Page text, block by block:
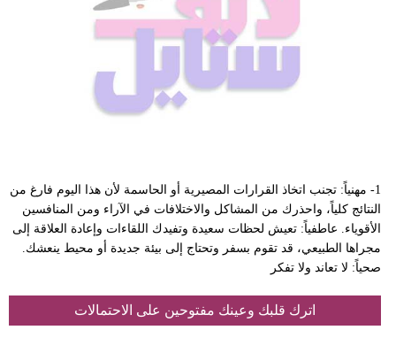
1- مهنياً: تجنب اتخاذ القرارات المصيرية أو الحاسمة لأن هذا اليوم فارغ من
النتائج كلياً، واحذرك من المشاكل والاختلافات في الآراء ومن المنافسين
الأقوياء. عاطفياً: تعيش لحظات سعيدة وتفيدك اللقاءات وإعادة العلاقة إلى
مجراها الطبيعي، قد تقوم بسفر وتحتاج إلى بيئة جديدة أو محيط ينعشك.
صحياً: لا تعاند ولا تفكر
اترك قلبك وعينك مفتوحين على الاحتمالات